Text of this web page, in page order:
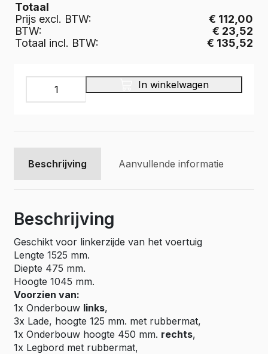
Totaal
Prijs excl. BTW:
€ 112,00
BTW:
€ 23,52
Totaal incl. BTW:
€ 135,52
INFINITY
Bedrijfswageninrichting,
aantal
In winkelwagen
Beschrijving Aanvullende informatie
Beschrijving
Geschikt voor linkerzijde van het voertuig
Lengte 1525 mm.
Diepte 475 mm.
Hoogte 1045 mm.
Voorzien van:
1x Onderbouw links,
3x Lade, hoogte 125 mm. met rubbermat,
1x Onderbouw hoogte 450 mm. rechts,
1x Legbord met rubbermat,